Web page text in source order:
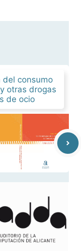
del consumo
otras drogas
de ocio